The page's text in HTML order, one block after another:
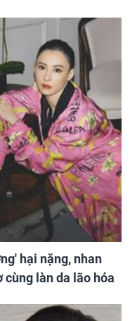
hại nặng, nhan
làn da lão hóa